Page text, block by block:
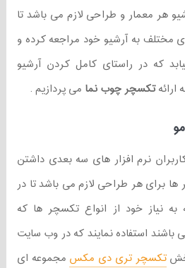
هر معمار و طراحی لازم می باشد تا
مختلف به آرشیو خود مراجعه کرده و
که در راستای کامل کردن آرشیو
ارائهتکسچر چوب نما می پردازیم .
نرم افزار های سه بعدی داشتن
برای هر طراحی لازم می باشد تا در
نیاز خود از انواع تکسچر ها که
استفاده نمایند که در وب سایت
تکسچر تری دی مکس مجموعه ای